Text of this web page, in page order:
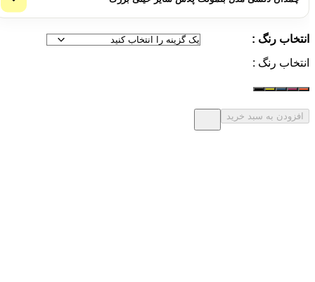
انتخاب رنگ :
انتخاب رنگ :
افزودن به سبد خرید